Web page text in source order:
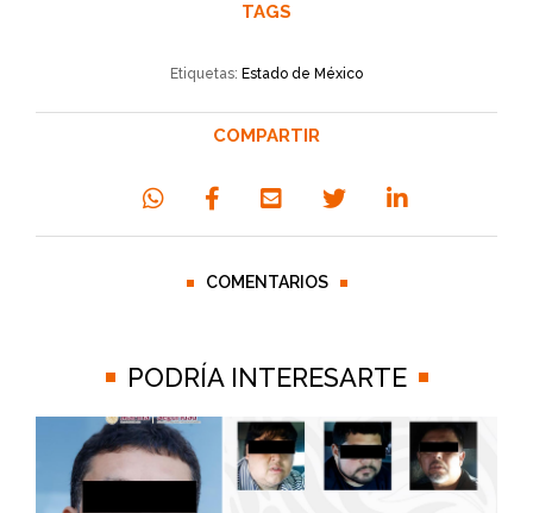
TAGS
Etiquetas: Estado de México
COMPARTIR
COMENTARIOS
PODRÍA INTERESARTE